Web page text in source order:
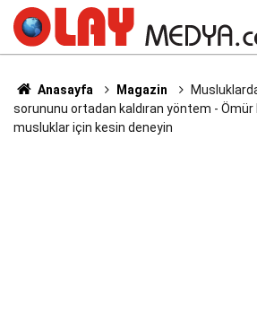
Anasayfa Magazin
sorununu ortadan kaldıran yöntem -
musluklar için kesin deneyin